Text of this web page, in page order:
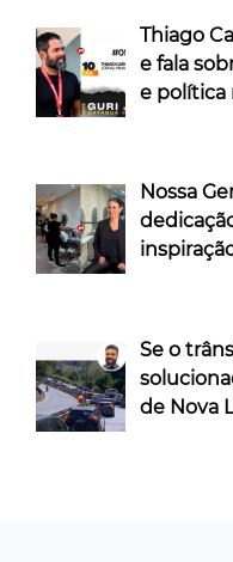
Thiago
e fala
e política
Nossa
Se o
de Nova